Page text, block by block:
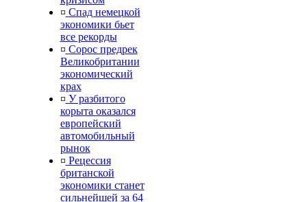
¤ Спад немецкой
экономики бьет
все рекорды
¤ Сорос предрек
Великобритании
экономический
крах
¤ У разбитого
корыта оказался
европейский
автомобильный
рынок
¤ Рецессия
британской
экономики станет
сильнейшей за 64